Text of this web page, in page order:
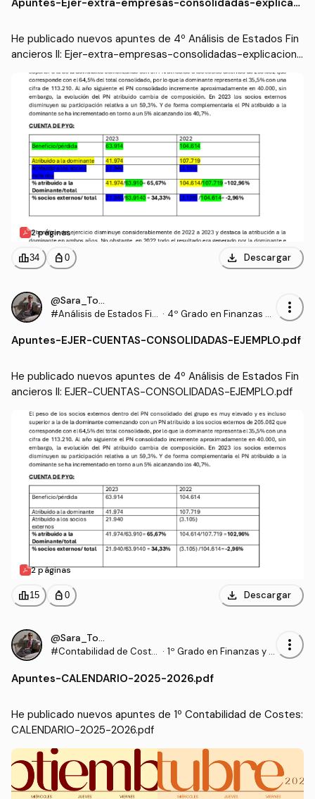
He publicado nuevos apuntes de 4º Análisis de Estados Fin
ancieros II: Ejer-extra-empresas-consolidadas-explicacion-
con-colores.pdf
2 páginas
leaderboard34 personal_bag 0 download Descargar
@Sara_Torrado
#Análisis de Estados Fin · 4º Grado en Finanzas y
more_vert
Apuntes-EJER-CUENTAS-CONSOLIDADAS-EJEMPLO.pdf
He publicado nuevos apuntes de 4º Análisis de Estados Fin
ancieros II: EJER-CUENTAS-CONSOLIDADAS-EJEMPLO.pdf
2 páginas
leaderboard15 personal_bag 0 download Descargar
@Sara_Torrado
#Contabilidad de Coste · 1º Grado en Finanzas y C
more_vert
Apuntes-CALENDARIO-2025-2026.pdf
He publicado nuevos apuntes de 1º Contabilidad de Costes:
CALENDARIO-2025-2026.pdf